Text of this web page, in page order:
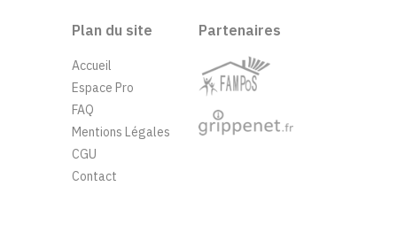
Plan du site
Accueil
Espace Pro
FAQ
Mentions Légales
CGU
Contact
Partenaires